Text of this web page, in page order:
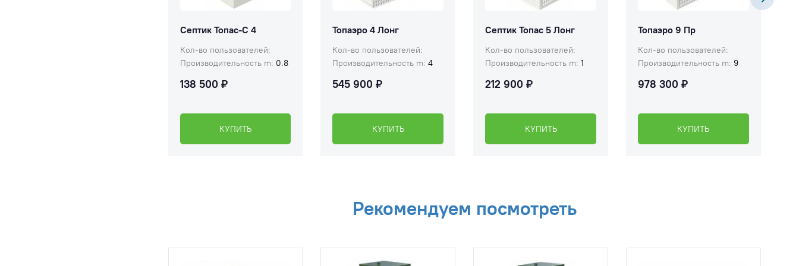
Септик Топас-С 4
Кол-во пользователей:
Производительность m: 0.8
138 500 ₽
КУПИТЬ
Топаэро 4 Лонг
Кол-во пользователей:
Производительность m:4
545 900 ₽
КУПИТЬ
Септик Топас 5 Лонг
Кол-во пользователей:
Производительность m:1
212 900 ₽
КУПИТЬ
Топаэро 9 Пр
Кол-во пользователей:
Производительность m: 9
978 300 ₽
КУПИТЬ
Рекомендуем посмотреть